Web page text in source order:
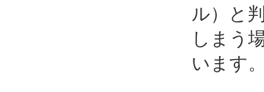
ル）と
しまう
います